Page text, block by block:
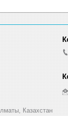
Казахстан